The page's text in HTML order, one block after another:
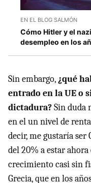
EN EL BLOG SALMÓN
Cómo Hitler y el
desempleo en los
Sin embargo, ¿qué
entrado en la UE o
dictadura?Sin duda
en el un nivel de
decir, me gustaría ser
del 20% a estar
crecimiento casi sin
Grecia, que en los